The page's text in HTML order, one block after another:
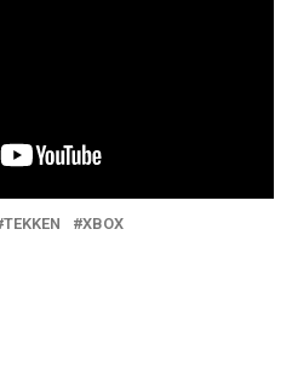
TEKKEN XBOX